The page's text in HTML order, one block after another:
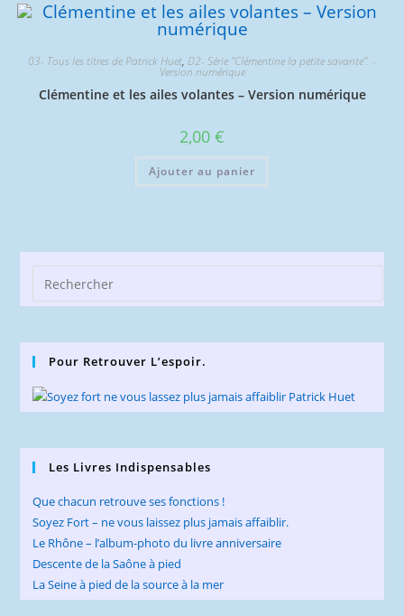
03- Tous les titres de Patrick Huet, D2- Série "Clémentine la petite savante". -
Version numérique
Clémentine et les ailes volantes – Version numérique
2,00 €
Ajouter au panier
Pour Retrouver L’espoir.
Les Livres Indispensables
Que chacun retrouve ses fonctions !
Soyez Fort – ne vous laissez plus jamais affaiblir.
Le Rhône – l’album-photo du livre anniversaire
Descente de la Saône à pied
La Seine à pied de la source à la mer